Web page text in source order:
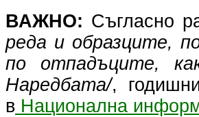
ВАЖНО: Съгласно
реда и образците,
по отпадъците,
Наредбата/,
в Национална